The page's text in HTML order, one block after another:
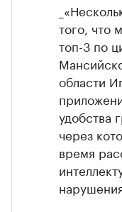
того, что
топ-3 по
области
удобства
через
время